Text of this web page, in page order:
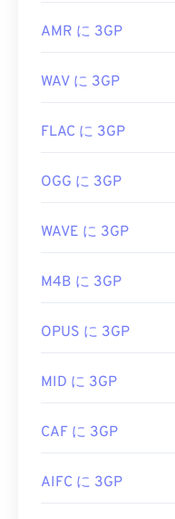
AMR に 3GP
WAV に 3GP
FLAC に 3GP
OGG に 3GP
WAVE に 3GP
M4B に 3GP
OPUS に 3GP
MID に 3GP
CAF に 3GP
AIFC に 3GP